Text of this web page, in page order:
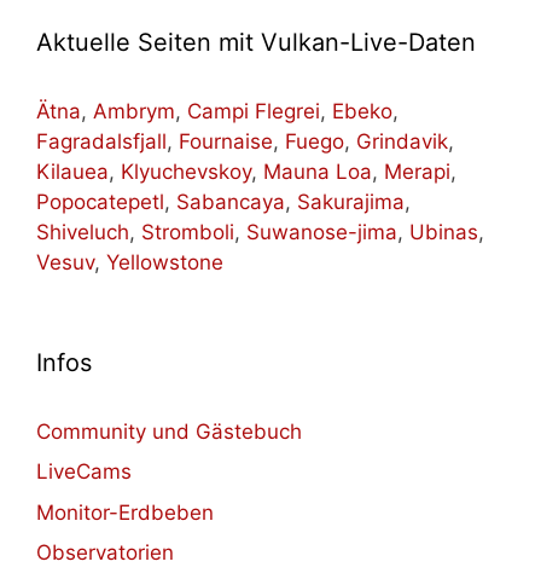
Aktuelle Seiten mit Vulkan-Live-Daten
Ätna, Ambrym, Campi Flegrei, Ebeko,
Fagradalsfjall, Fournaise, Fuego, Grindavik,
Kilauea, Klyuchevskoy, Mauna Loa, Merapi,
Popocatepetl, Sabancaya, Sakurajima,
Shiveluch, Stromboli, Suwanose-jima, Ubinas,
Vesuv, Yellowstone
Infos
Community und Gästebuch
LiveCams
Monitor-Erdbeben
Observatorien